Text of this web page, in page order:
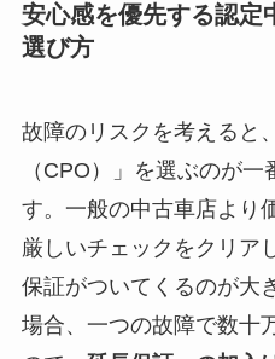
安心感を優先する認定
選び方
故障のリスクを考えると
（CPO）」を選ぶのが
す。一般の中古車店より
厳しいチェックをクリア
保証がついてくるのが大
場合、一つの故障で数十